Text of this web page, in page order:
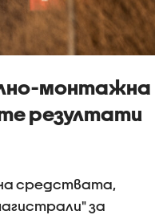
монтажна
резултати
средствата,
за